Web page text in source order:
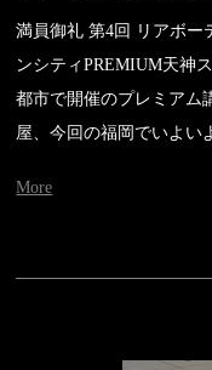
満員御礼 第4回 リアボー
ンシティPREMIUM天神
都市で開催のプレミアム
屋、今回の福岡でいよ
More